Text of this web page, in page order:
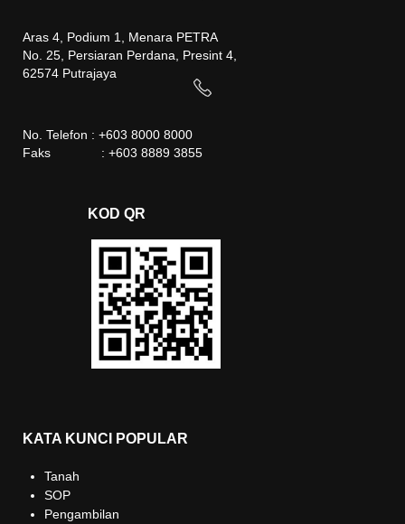
Aras 4, Podium 1, Menara PETRA
No. 25, Persiaran Perdana, Presint 4,
62574 Putrajaya
No. Telefon : +603 8000 8000
Faks : +603 8889 3855
KOD QR
KATA KUNCI POPULAR
Tanah
SOP
Pengambilan